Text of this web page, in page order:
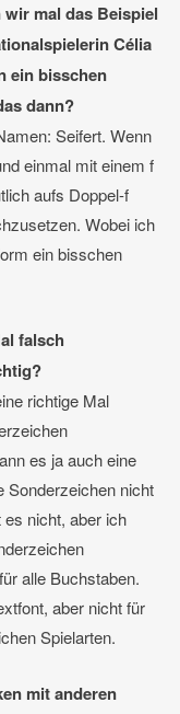
mal das Beispiel
Célia
ein bisschen
dann?
Seifert. Wenn
einmal mit einem f
aufs Doppel-f
Wobei ich
ein bisschen
falsch
richtige Mal
es ja auch eine
Sonderzeichen nicht
nicht, aber ich
alle Buchstaben.
aber nicht für
Spielarten.
mit anderen